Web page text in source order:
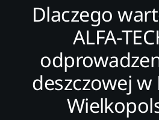
Dlaczego
ALFA-
deszczowej